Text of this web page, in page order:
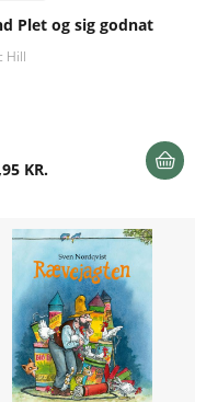
Plet og sig godnat
Hill
KR.